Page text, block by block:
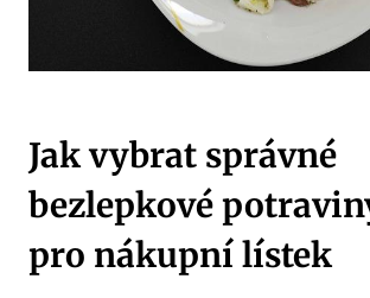
Jak vybrat správné
bezlepkové
pro nákupní lístek